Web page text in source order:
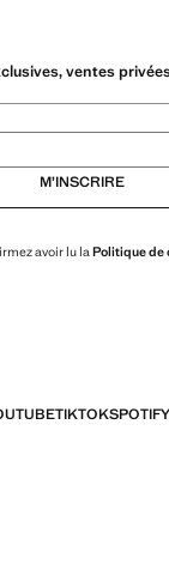
ventes
M’INSCRIRE
avoir lu la Politique de
TIKTOKSPOTIFY